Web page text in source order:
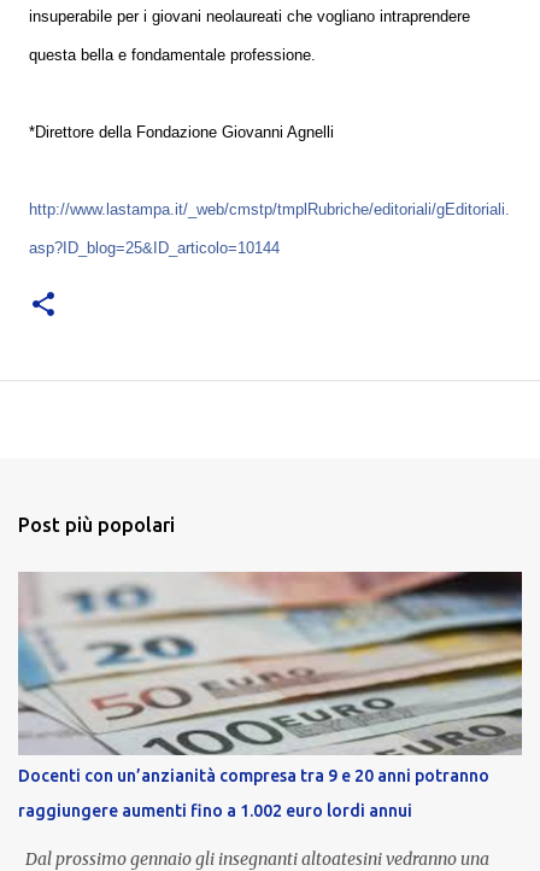
insuperabile per i giovani neolaureati che vogliano intraprendere
questa bella e fondamentale professione.
*Direttore della Fondazione Giovanni Agnelli
http://www.lastampa.it/_web/cmstp/tmplRubriche/editoriali/gEditoriali.
asp?ID_blog=25&ID_articolo=10144
Post più popolari
Docenti con un’anzianità compresa tra 9 e 20 anni potranno
raggiungere aumenti fino a 1.002 euro lordi annui
Dal prossimo gennaio gli insegnanti altoatesini vedranno una